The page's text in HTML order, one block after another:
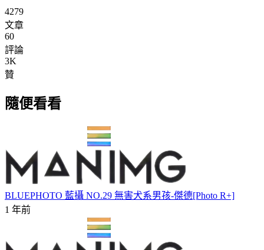
4279
文章
60
評論
3K
贊
隨便看看
BLUEPHOTO 藍攝 NO.29 無害犬系男孩-傑德[Photo R+]
1 年前